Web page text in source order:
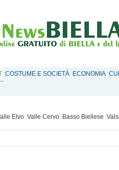
COSTUME E SOCIETÀ ECONOMIA
Elvo Valle Cervo Basso Biellese